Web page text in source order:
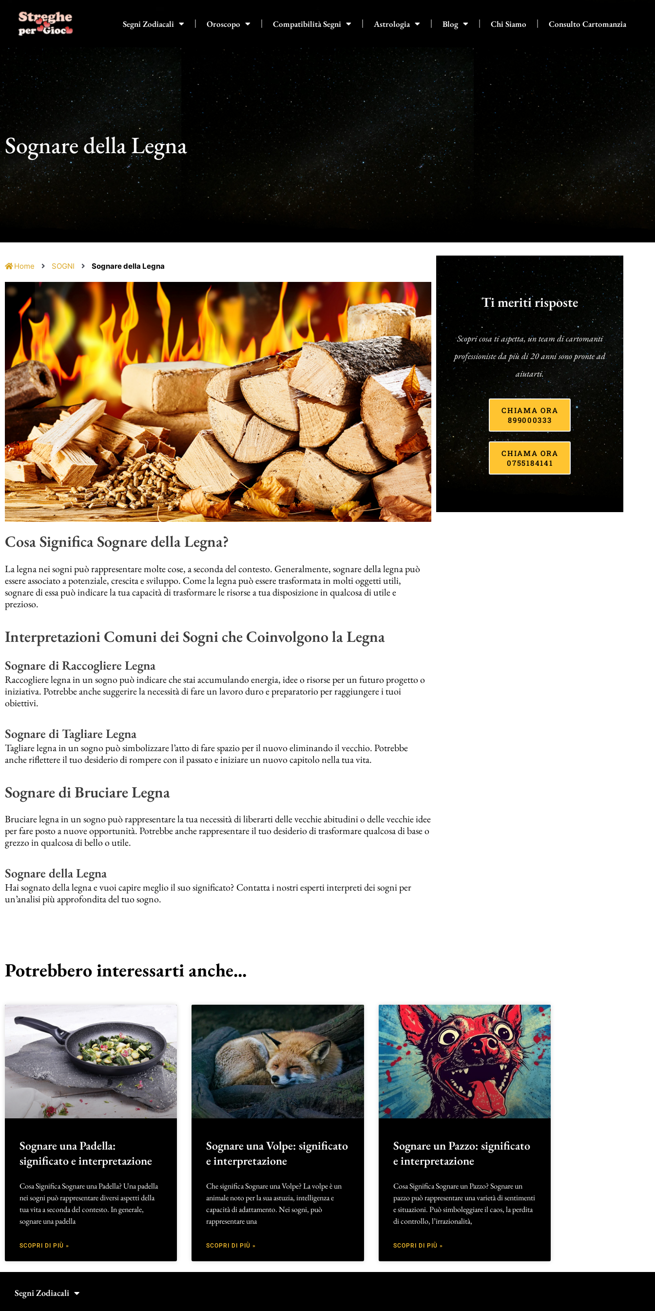
contenuto
Segni Zodiacali Oroscopo Compatibilità Segni Astrologia Blog Chi Siamo Consulto Cartomanzia
Sognare della Legna
Home SOGNI Sognare della Legna
Cosa Significa Sognare della Legna?
La legna nei sogni può rappresentare molte cose, a seconda del contesto. Generalmente, sognare della legna può
essere associato a potenziale, crescita e sviluppo. Come la legna può essere trasformata in molti oggetti utili,
sognare di essa può indicare la tua capacità di trasformare le risorse a tua disposizione in qualcosa di utile e
prezioso.
Interpretazioni Comuni dei Sogni che Coinvolgono la Legna
Sognare di Raccogliere Legna
Raccogliere legna in un sogno può indicare che stai accumulando energia, idee o risorse per un futuro progetto o
iniziativa. Potrebbe anche suggerire la necessità di fare un lavoro duro e preparatorio per raggiungere i tuoi
obiettivi.
Sognare di Tagliare Legna
Tagliare legna in un sogno può simbolizzare l’atto di fare spazio per il nuovo eliminando il vecchio. Potrebbe
anche riflettere il tuo desiderio di rompere con il passato e iniziare un nuovo capitolo nella tua vita.
Sognare di Bruciare Legna
Bruciare legna in un sogno può rappresentare la tua necessità di liberarti delle vecchie abitudini o delle vecchie idee
per fare posto a nuove opportunità. Potrebbe anche rappresentare il tuo desiderio di trasformare qualcosa di base o
grezzo in qualcosa di bello o utile.
Sognare della Legna
Hai sognato della legna e vuoi capire meglio il suo significato? Contatta i nostri esperti interpreti dei sogni per
un’analisi più approfondita del tuo sogno.
Ti meriti risposte
Scopri cosa ti aspetta, un team di cartomanti
professioniste da più di 20 anni sono pronte ad
aiutarti.
CHIAMA ORA
899000333
CHIAMA ORA
0755184141
Potrebbero interessarti anche...
Sognare una Padella:
significato e interpretazione
Cosa Significa Sognare una Padella? Una padella
nei sogni può rappresentare diversi aspetti della
tua vita a seconda del contesto. In generale,
sognare una padella
SCOPRI DI PIÙ »
Sognare una Volpe: significato
e interpretazione
Che significa Sognare una Volpe? La volpe è un
animale noto per la sua astuzia, intelligenza e
capacità di adattamento. Nei sogni, può
rappresentare una
SCOPRI DI PIÙ »
Sognare un Pazzo: significato
e interpretazione
Cosa Significa Sognare un Pazzo? Sognare un
pazzo può rappresentare una varietà di sentimenti
e situazioni. Può simboleggiare il caos, la perdita
di controllo, l’irrazionalità,
SCOPRI DI PIÙ »
Segni Zodiacali